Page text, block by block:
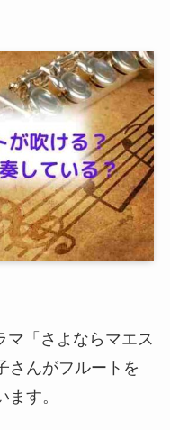
マ「さよならマエス
さんがフルートを
す。